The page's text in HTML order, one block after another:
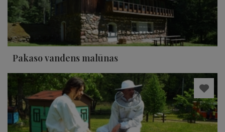
Pakaso vandens malūnas